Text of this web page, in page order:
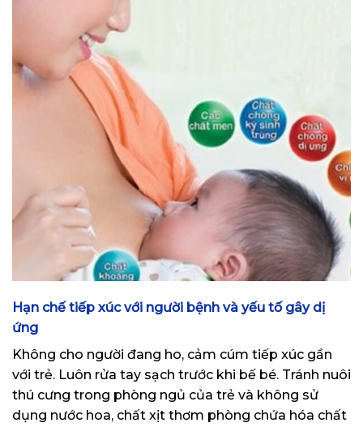
Hạn chế tiếp xúc với người bệnh và yếu tố gây dị
ứng
Không cho người đang ho, cảm cúm tiếp xúc gần
với trẻ. Luôn rửa tay sạch trước khi bế bé. Tránh nuôi
thú cưng trong phòng ngủ của trẻ và không sử
dụng nước hoa, chất xịt thơm phòng chứa hóa chất